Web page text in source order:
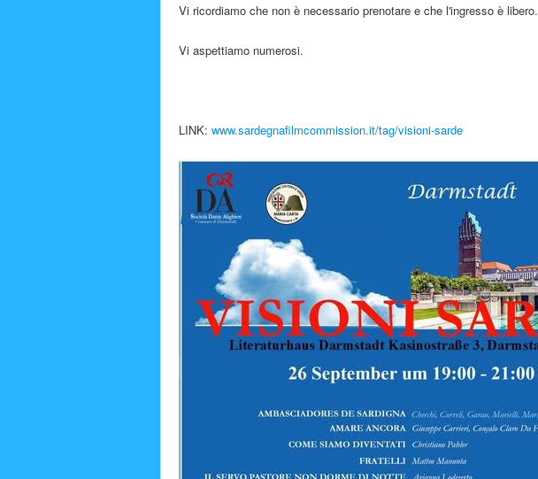
Vi ricordiamo che non è necessario prenotare e che l'ingresso è libero.
Vi aspettiamo numerosi.
LINK: www.sardegnafilmcommission.it/tag/visioni-sarde